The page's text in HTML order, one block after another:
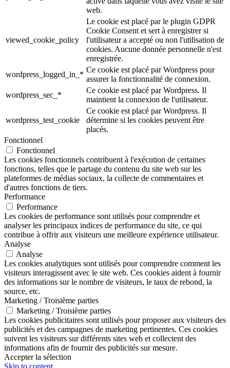
web.
viewed_cookie_policy
Le cookie est placé par le plugin GDPR
Cookie Consent et sert à enregistrer si
l'utilisateur a accepté ou non l'utilisation de
cookies. Aucune donnée personnelle n'est
enregistrée.
wordpress_logged_in_*
Ce cookie est placé par Wordpress pour
assurer la fonctionnalité de connexion.
wordpress_sec_*
Ce cookie est placé par Wordpress. Il
maintient la connexion de l'utilisateur.
wordpress_test_cookie
Ce cookie est placé par Wordpress. Il
détermine si les cookies peuvent être
placés.
Fonctionnel
Fonctionnel
Les cookies fonctionnels contribuent à l'exécution de certaines
fonctions, telles que le partage du contenu du site web sur les
plateformes de médias sociaux, la collecte de commentaires et
d'autres fonctions de tiers.
Performance
Performance
Les cookies de performance sont utilisés pour comprendre et
analyser les principaux indices de performance du site, ce qui
contribue à offrir aux visiteurs une meilleure expérience utilisateur.
Analyse
Analyse
Les cookies analytiques sont utilisés pour comprendre comment les
visiteurs interagissent avec le site web. Ces cookies aident à fournir
des informations sur le nombre de visiteurs, le taux de rebond, la
source, etc.
Marketing / Troisième parties
Marketing / Troisième parties
Les cookies publicitaires sont utilisés pour proposer aux visiteurs des
publicités et des campagnes de marketing pertinentes. Ces cookies
suivent les visiteurs sur différents sites web et collectent des
informations afin de fournir des publicités sur mesure.
Accepter la sélection
Skip to content